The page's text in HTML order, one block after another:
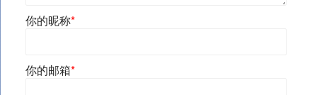
你的昵称*
你的邮箱*